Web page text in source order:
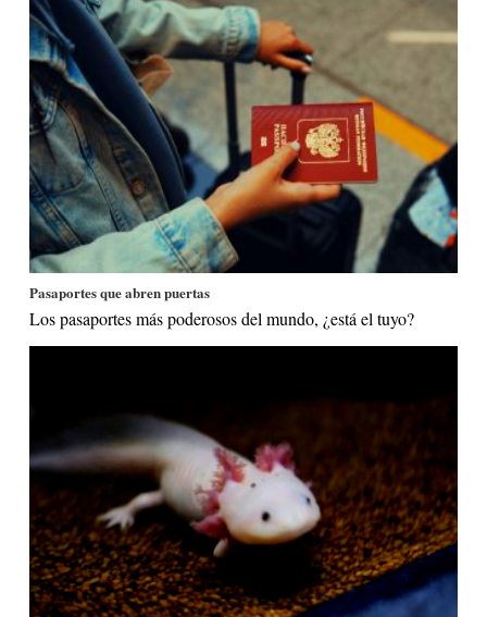
Pasaportes que abren puertas
Los pasaportes más poderosos del mundo, ¿está el tuyo?